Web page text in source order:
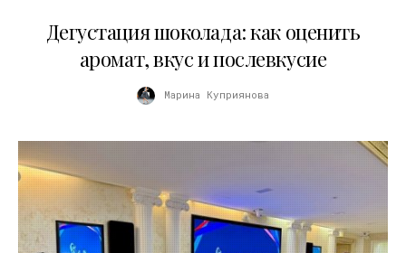
Дегустация шоколада: как оценить
аромат, вкус и послевкусие
Марина Куприянова